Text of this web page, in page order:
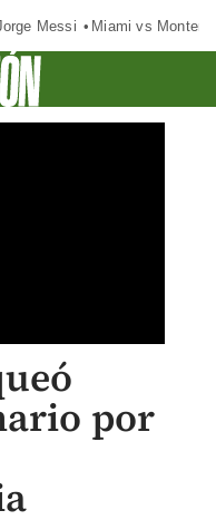
Messi Miami vs
por